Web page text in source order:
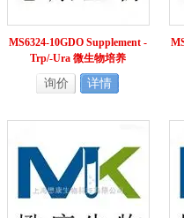
MS6324-10GDO Supplement -
Trp/-Ura 微生物培养
询价 详情